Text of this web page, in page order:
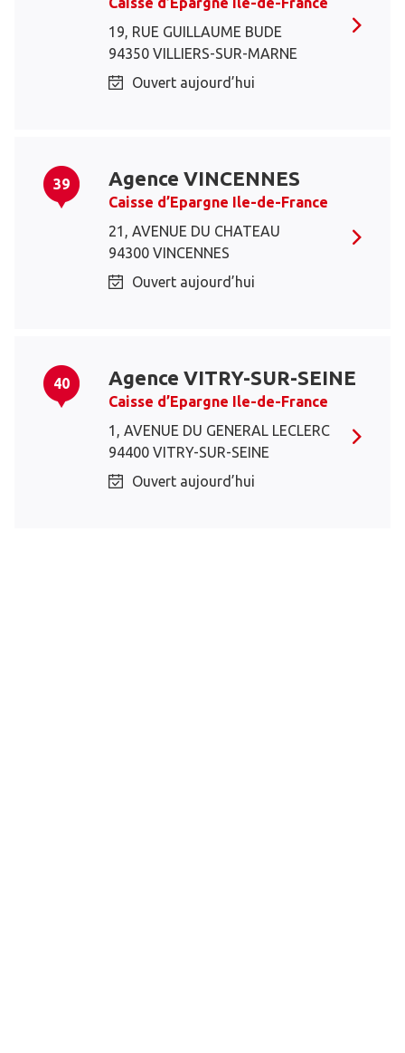
19, RUE GUILLAUME BUDE
94350 VILLIERS-SUR-MARNE
Ouvert aujourd’hui
39 Agence VINCENNES
Caisse d’Epargne Ile-de-France
21, AVENUE DU CHATEAU
94300 VINCENNES
Ouvert aujourd’hui
40 Agence VITRY-SUR-SEINE
Caisse d’Epargne Ile-de-France
1, AVENUE DU GENERAL LECLERC
94400 VITRY-SUR-SEINE
Ouvert aujourd’hui